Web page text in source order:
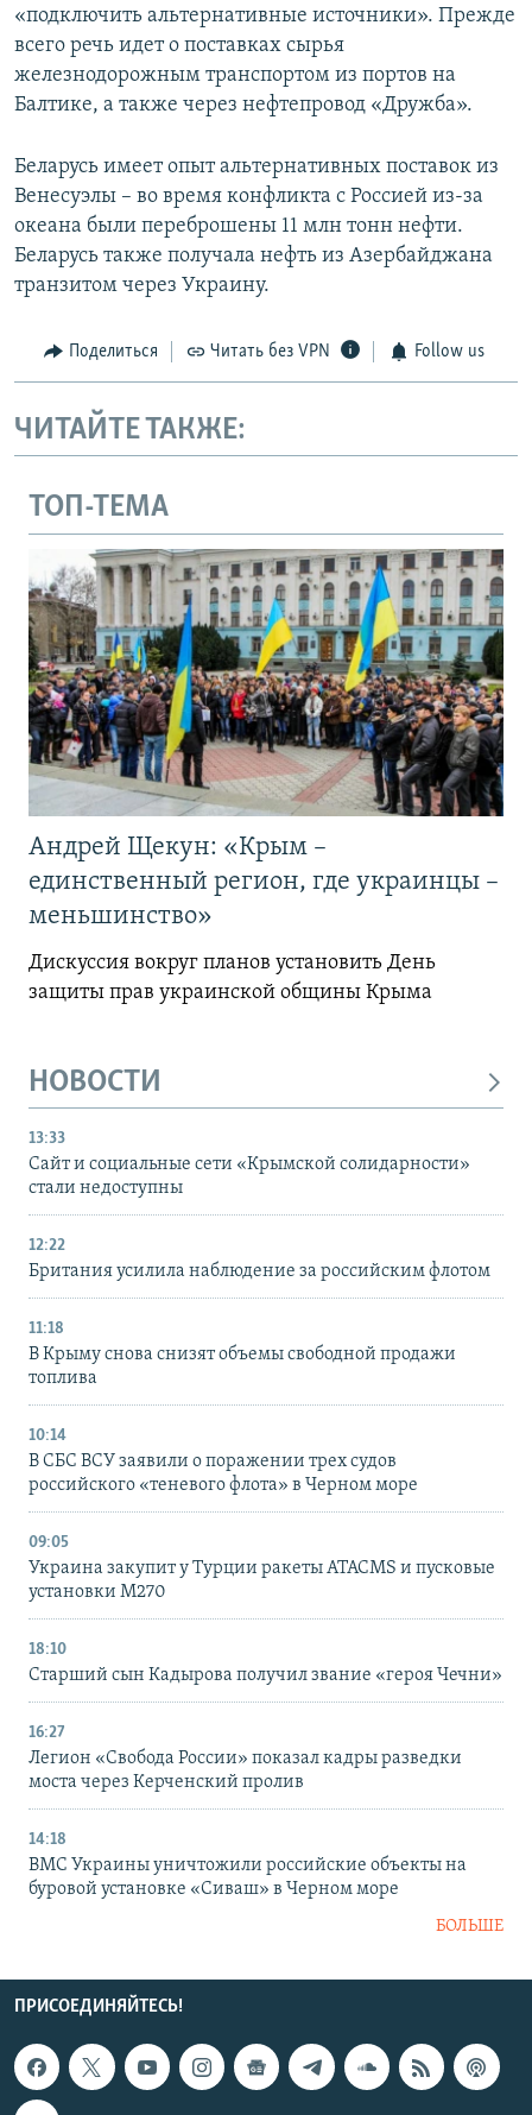
«подключить альтернативные источники». Прежде
всего речь идет о поставках сырья
железнодорожным транспортом из портов на
Балтике, а также через нефтепровод «Дружба».
Беларусь имеет опыт альтернативных поставок из
Венесуэлы – во время конфликта с Россией из-за
океана были переброшены 11 млн тонн нефти.
Беларусь также получала нефть из Азербайджана
транзитом через Украину.
Поделиться Читать без VPN Follow us
ЧИТАЙТЕ ТАКЖЕ:
ТОП-ТЕМА
Андрей Щекун: «Крым –
единственный регион, где украинцы –
меньшинство»
Дискуссия вокруг планов установить День
защиты прав украинской общины Крыма
НОВОСТИ
13:33
Сайт и социальные сети «Крымской солидарности»
стали недоступны
12:22
Британия усилила наблюдение за российским флотом
11:18
В Крыму снова снизят объемы свободной продажи
топлива
10:14
В СБС ВСУ заявили о поражении трех судов
российского «теневого флота» в Черном море
09:05
Украина закупит у Турции ракеты ATACMS и пусковые
установки M270
18:10
Старший сын Кадырова получил звание «героя Чечни»
16:27
Легион «Свобода России» показал кадры разведки
моста через Керченский пролив
14:18
ВМС Украины уничтожили российские объекты на
буровой установке «Сиваш» в Черном море
БОЛЬШЕ
ПРИСОЕДИНЯЙТЕСЬ!